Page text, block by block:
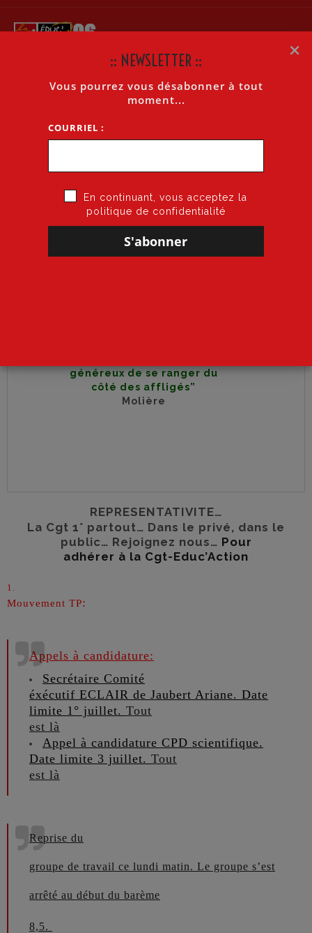
LA LETTRE INTERNET N°607 DU 30 JUIN 2013
Accueil»La lettre internet n°607 du 30 juin 2013
généreux de se ranger du
côté des affligés”
Molière
REPRESENTATIVITE…
La Cgt 1° partout… Dans le privé, dans le
public… Rejoignez nous… Pour
adhérer à la Cgt-Educ’Action
1.
Mouvement TP:
Appels à candidature:
Secrétaire Comité
éxécutif ECLAIR de Jaubert Ariane. Date
limite 1° juillet. Tout
est là
Appel à candidature CPD scientifique.
Date limite 3 juillet. Tout
est là
Reprise du
groupe de travail ce lundi matin. Le groupe s’est
arrêté au début du barème
8,5.
×
:: NEWSLETTER ::
Vous pourrez vous désabonner à tout
moment...
COURRIEL :
En continuant, vous acceptez la
politique de confidentialité